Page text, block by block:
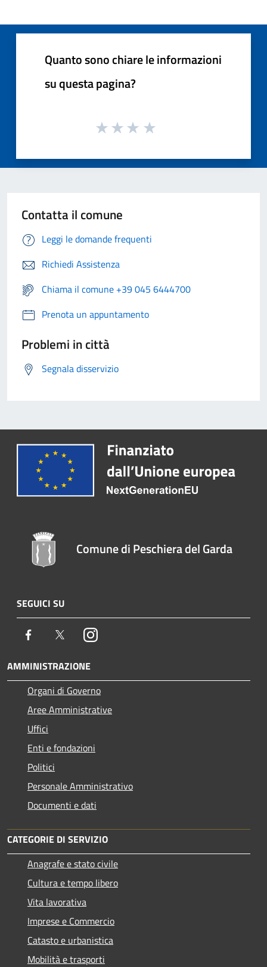
Quanto sono chiare le informazioni
su questa pagina?
Contatta il comune
Leggi le domande frequenti
Richiedi Assistenza
Chiama il comune +39 045 6444700
Prenota un appuntamento
Problemi in città
Segnala disservizio
Comune di Peschiera del Garda
SEGUICI SU
Facebook TwitterInstagram
AMMINISTRAZIONE
Organi di Governo
Aree Amministrative
Uffici
Enti e fondazioni
Politici
Personale Amministrativo
Documenti e dati
CATEGORIE DI SERVIZIO
Anagrafe e stato civile
Cultura e tempo libero
Vita lavorativa
Imprese e Commercio
Catasto e urbanistica
Mobilità e trasporti